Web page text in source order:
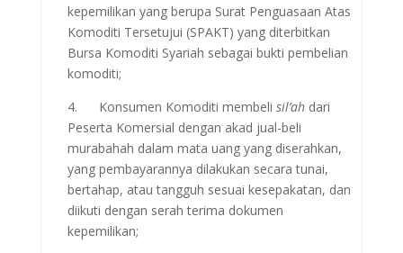
kepemilikan yang berupa Surat Penguasaan Atas
Komoditi Tersetujui (SPAKT) yang diterbitkan
Bursa Komoditi Syariah sebagai bukti pembelian
komoditi;
4. Konsumen Komoditi membeli sil’ah dari
Peserta Komersial dengan akad jual-beli
murabahah dalam mata uang yang diserahkan,
yang pembayarannya dilakukan secara tunai,
bertahap, atau tangguh sesuai kesepakatan, dan
diikuti dengan serah terima dokumen
kepemilikan;